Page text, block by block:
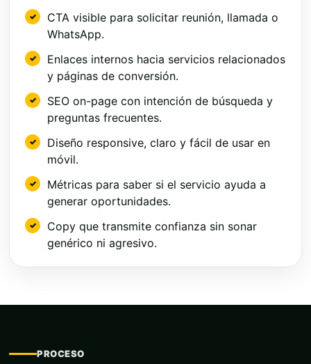
CTA visible para solicitar reunión, llamada o
WhatsApp.
Enlaces internos hacia servicios relacionados
y páginas de conversión.
SEO on-page con intención de búsqueda y
preguntas frecuentes.
Diseño responsive, claro y fácil de usar en
móvil.
Métricas para saber si el servicio ayuda a
generar oportunidades.
Copy que transmite confianza sin sonar
genérico ni agresivo.
PROCESO